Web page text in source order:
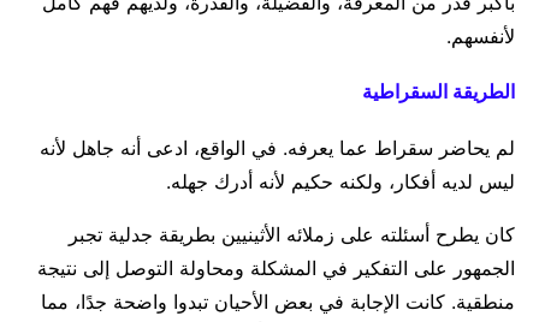
لأنفسهم.
الطريقة السقراطية
لم يحاضر سقراط عما يعرفه. في الواقع، ادعى أنه جاهل لأنه
ليس لديه أفكار، ولكنه حكيم لأنه أدرك جهله.
كان يطرح أسئلته على زملائه الأثينيين بطريقة جدلية تجبر
الجمهور على التفكير في المشكلة ومحاولة التوصل إلى نتيجة
منطقية. كانت الإجابة في بعض الأحيان تبدوا واضحة جدًا، مما